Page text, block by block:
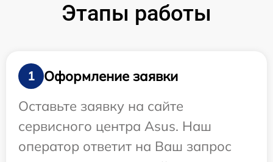
Этапы работы
1
Оформление заявки
Оставьте заявку на сайте
сервисного центра Asus. Наш
оператор ответит на Ваш запрос